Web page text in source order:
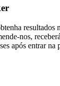
resultados
nos,
após entrar